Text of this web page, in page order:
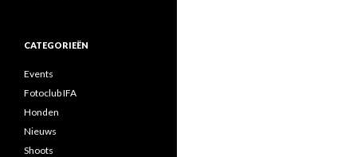
CATEGORIEËN
Events
Fotoclub IFA
Honden
Nieuws
Shoots